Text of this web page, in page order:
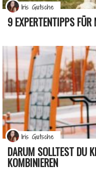
9 EXPERTENTIPPS
Iris Gutsche
DARUM SOLLTEST DU
KOMBINIEREN
Iris Gutsche